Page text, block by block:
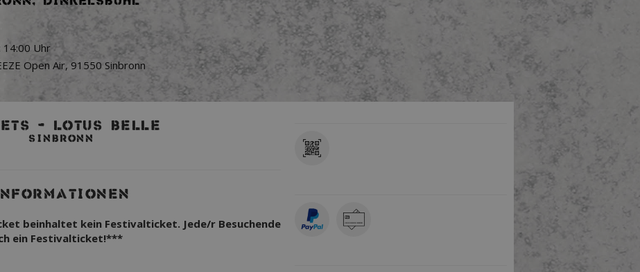
14:00 Uhr
Open Air, 91550 Sinbronn
– LOTUS BELLE
SINBRONN
beinhaltet kein Festivalticket. Jede/r Besuchende
ein Festivalticket!***